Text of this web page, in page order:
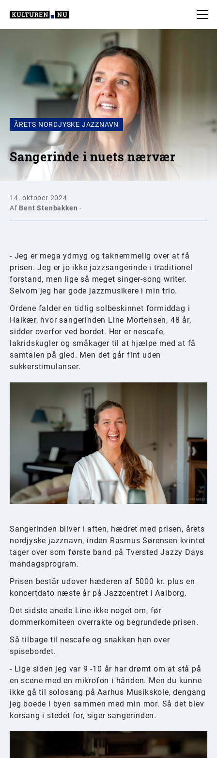
ÅRETS NORDJYSKE JAZZNAVN
Sangerinde i nuets nærvær
14. oktober 2024
Af Bent Stenbakken -
- Jeg er mega ydmyg og taknemmelig over at få
prisen. Jeg er jo ikke jazzsangerinde i traditionel
forstand, men lige så meget singer-song writer.
Selvom jeg har gode jazzmusikere i min trio.
Ordene falder en tidlig solbeskinnet formiddag i
Halkær, hvor sangerinden Line Mortensen, 48 år,
sidder overfor ved bordet. Her er nescafe,
lakridskugler og småkager til at hjælpe med at få
samtalen på gled. Men det går fint uden
sukkerstimulanser.
Sangerinden bliver i aften, hædret med prisen, årets
nordjyske jazznavn, inden Rasmus Sørensen kvintet
tager over som første band på Tversted Jazzy Days
mandagsprogram.
Prisen består udover hæderen af 5000 kr. plus en
koncertdato næste år på Jazzcentret i Aalborg.
Det sidste anede Line ikke noget om, før
dommerkomiteen overrakte og begrundede prisen.
Så tilbage til nescafe og snakken hen over
spisebordet.
- Lige siden jeg var 9 -10 år har drømt om at stå på
en scene med en mikrofon i hånden. Men du kunne
ikke gå til solosang på Aarhus Musikskole, dengang
jeg boede i byen sammen med min mor. Så det blev
korsang i stedet for, siger sangerinden.